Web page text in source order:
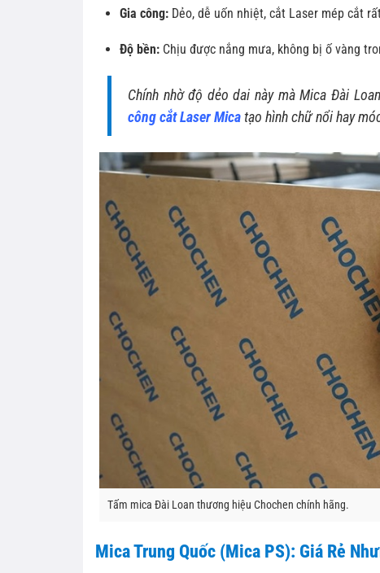
Gia công: Dẻo, dễ uốn nhiệt, cắt Laser mép cắt
Độ bền: Chịu được nắng mưa, không bị ố vàng
Chính nhờ độ dẻo dai này mà Mica Đài
công cắt Laser Micatạo hình chữ nổi hay
Tấm mica Đài Loan thương hiệu Chochen chính hãng.
Mica Trung Quốc (Mica PS): Giá Rẻ